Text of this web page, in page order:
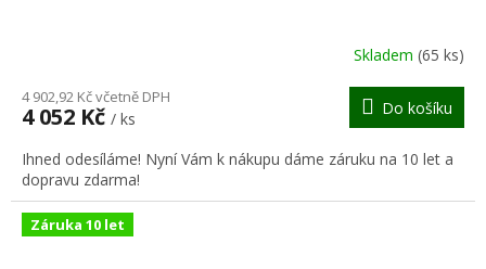
R
M
A
Skladem (65 ks)
4 902,92 Kč včetně DPH
4 052 Kč / ks
Do košíku
Ihned odesíláme! Nyní Vám k nákupu dáme záruku na 10 let a
dopravu zdarma!
Záruka 10 let